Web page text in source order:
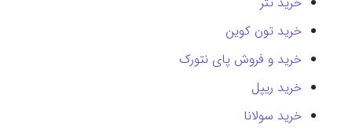
خرید تون کوین
خرید و فروش پای نتورک
خرید ریپل
خرید سولانا